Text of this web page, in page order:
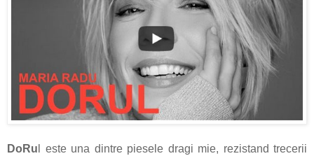
DoRu l este una dintre piesele dragi mie, rezistand trecerii